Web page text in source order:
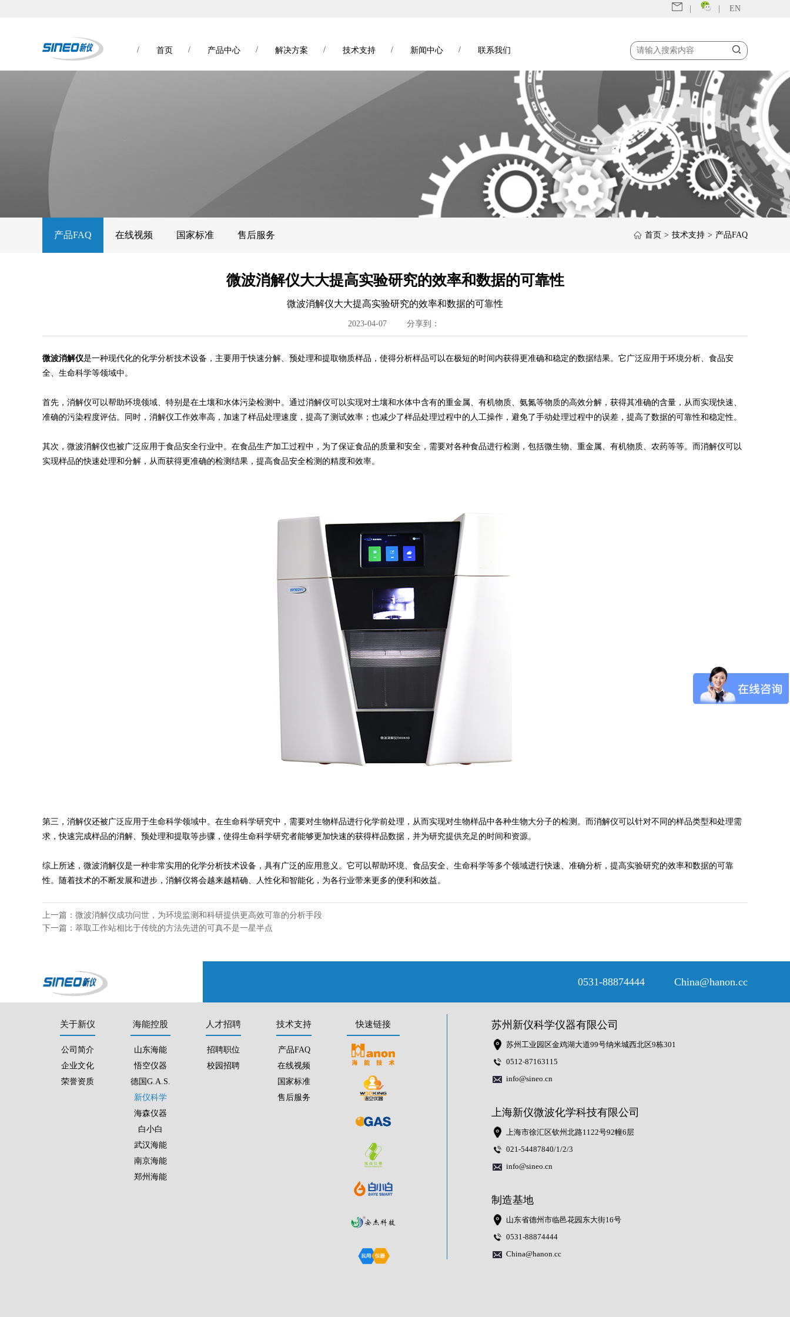
EN
/ 首页 / 产品中心 / 解决方案 / 技术支持 / 新闻中心 / 联系我们
产品FAQ 在线视频 国家标准 售后服务 首页 > 技术支持 > 产品FAQ
微波消解仪大大提高实验研究的效率和数据的可靠性
微波消解仪大大提高实验研究的效率和数据的可靠性
2023-04-07 分享到：
微波消解仪是一种现代化的化学分析技术设备，主要用于快速分解、预处理和提取物质样品，使得分析样品可以在极短的时间内获得更准确和稳定的数据结果。它广泛应用于环境分析、食品安
全、生命科学等领域中。
首先，消解仪可以帮助环境领域、特别是在土壤和水体污染检测中。通过消解仪可以实现对土壤和水体中含有的重金属、有机物质、氨氮等物质的高效分解，获得其准确的含量，从而实现快速、
准确的污染程度评估。同时，消解仪工作效率高，加速了样品处理速度，提高了测试效率；也减少了样品处理过程中的人工操作，避免了手动处理过程中的误差，提高了数据的可靠性和稳定性。
其次，微波消解仪也被广泛应用于食品安全行业中。在食品生产加工过程中，为了保证食品的质量和安全，需要对各种食品进行检测，包括微生物、重金属、有机物质、农药等等。而消解仪可以
实现样品的快速处理和分解，从而获得更准确的检测结果，提高食品安全检测的精度和效率。
第三，消解仪还被广泛应用于生命科学领域中。在生命科学研究中，需要对生物样品进行化学前处理，从而实现对生物样品中各种生物大分子的检测。而消解仪可以针对不同的样品类型和处理需
求，快速完成样品的消解、预处理和提取等步骤，使得生命科学研究者能够更加快速的获得样品数据，并为研究提供充足的时间和资源。
综上所述，微波消解仪是一种非常实用的化学分析技术设备，具有广泛的应用意义。它可以帮助环境、食品安全、生命科学等多个领域进行快速、准确分析，提高实验研究的效率和数据的可靠
性。随着技术的不断发展和进步，消解仪将会越来越精确、人性化和智能化，为各行业带来更多的便利和效益。
上一篇： 微波消解仪成功问世，为环境监测和科研提供更高效可靠的分析手段
下一篇： 萃取工作站相比于传统的方法先进的可真不是一星半点
0531-88874444 China@hanon.cc
关于新仪
公司简介
企业文化
荣誉资质
海能控股
山东海能
悟空仪器
德国G.A.S.
新仪科学
海森仪器
白小白
武汉海能
南京海能
郑州海能
人才招聘
招聘职位
校园招聘
技术支持
产品FAQ
在线视频
国家标准
售后服务
快速链接 苏州新仪科学仪器有限公司
苏州工业园区金鸡湖大道99号纳米城西北区9栋301
0512-87163115
info@sineo.cn
上海新仪微波化学科技有限公司
上海市徐汇区钦州北路1122号92幢6层
021-54487840/1/2/3
info@sineo.cn
制造基地
山东省德州市临邑花园东大街16号
0531-88874444
China@hanon.cc